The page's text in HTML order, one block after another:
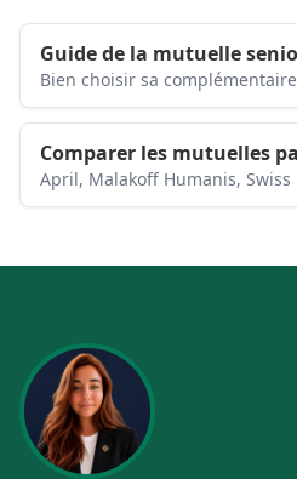
Guide de la mutuelle
Bien choisir sa
Comparer les mutuelles
April, Malakoff Humanis,